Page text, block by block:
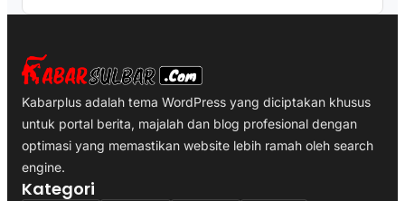
Kabarplus adalah tema WordPress yang diciptakan khusus
untuk portal berita, majalah dan blog profesional dengan
optimasi yang memastikan website lebih ramah oleh search
engine.
Kategori